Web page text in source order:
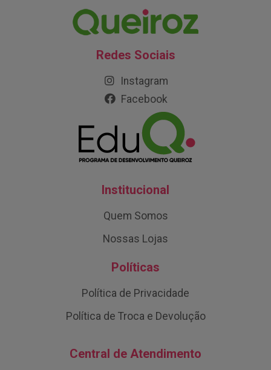
Redes Sociais
Instagram
Facebook
Institucional
Quem Somos
Nossas Lojas
Políticas
Política de Privacidade
Política de Troca e Devolução
Central de Atendimento